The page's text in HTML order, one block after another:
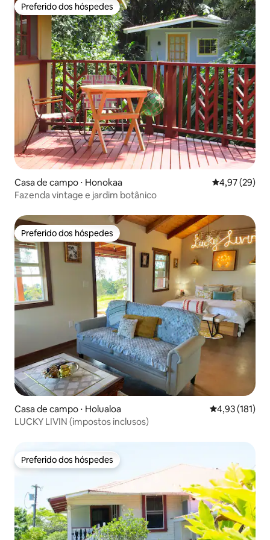
Preferido dos hóspedes
Preferido dos hóspedes
Casa de campo ⋅ Honokaa 4,97 de uma
4,97 (29)
Fazenda vintage e jardim botânico
Preferido dos hóspedes
Preferido dos hóspedes
Casa de campo ⋅ Holualoa 4,93 de uma
4,93 (181)
LUCKY LIVIN (impostos inclusos)
Preferido dos hóspedes
Preferido dos hóspedes